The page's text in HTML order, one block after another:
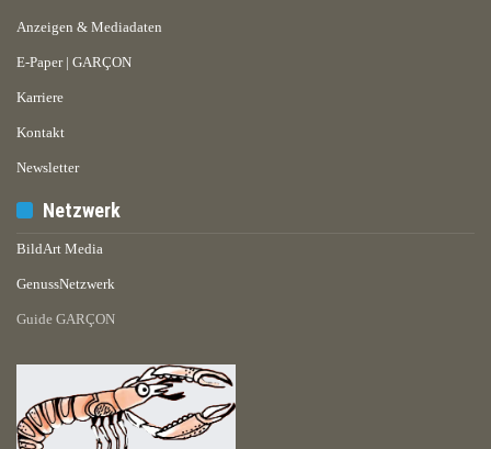
Anzeigen & Mediadaten
E-Paper | GARÇON
Karriere
Kontakt
Newsletter
Netzwerk
BildArt Media
GenussNetzwerk
Guide GARÇON